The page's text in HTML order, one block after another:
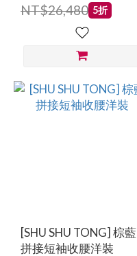
NT$26,480 5折
[SHU SHU TONG] 棕藍
拼接短袖收腰洋裝